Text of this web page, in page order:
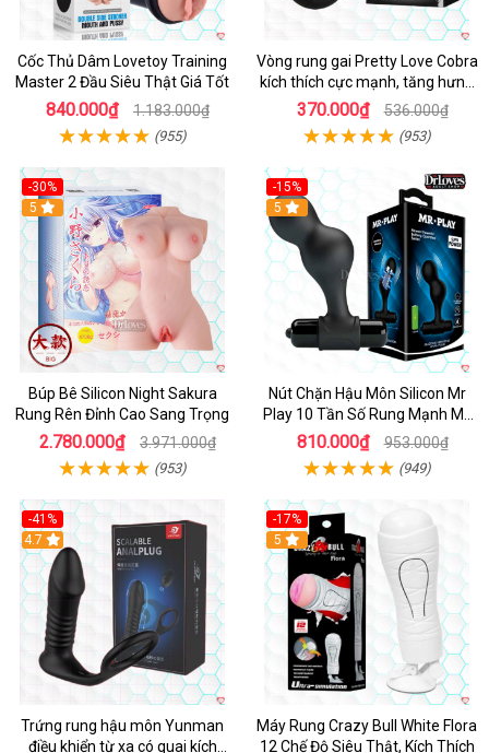
Cốc Thủ Dâm Lovetoy Training
Master 2 Đầu Siêu Thật Giá Tốt
840.000₫ 1.183.000₫
(955)
Vòng rung gai Pretty Love Cobra
kích thích cực mạnh, tăng hưng
phấn
370.000₫ 536.000₫
(953)
-30%
Hot
5
Búp Bê Silicon Night Sakura
Rung Rên Đỉnh Cao Sang Trọng
2.780.000₫ 3.971.000₫
(953)
-15%
Hot
5
Nút Chặn Hậu Môn Silicon Mr
Play 10 Tần Số Rung Mạnh Mẽ
Kích Thích
810.000₫ 953.000₫
(949)
-41%
Hot
4.7
Trứng rung hậu môn Yunman
điều khiển từ xa có quai kích
-17%
5
Máy Rung Crazy Bull White Flora
12 Chế Độ Siêu Thật, Kích Thích